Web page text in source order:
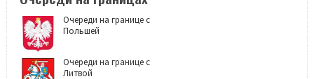
Очереди на границе с
Польшей
Очереди на границе с
Литвой